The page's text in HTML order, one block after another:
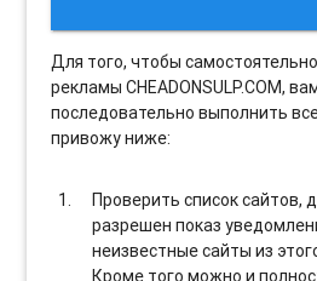
Для того, чтобы
рекламы CHEADONSULP.COM,
последовательно выполнить
привожу ниже:
Проверить список сайтов,
разрешен показ
неизвестные сайты из
Кроме того можно и